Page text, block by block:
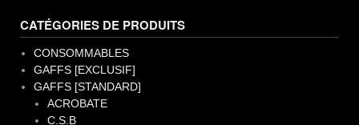
CATÉGORIES DE PRODUITS
CONSOMMABLES
GAFFS [EXCLUSIF]
GAFFS [STANDARD]
ACROBATE
C.S.B